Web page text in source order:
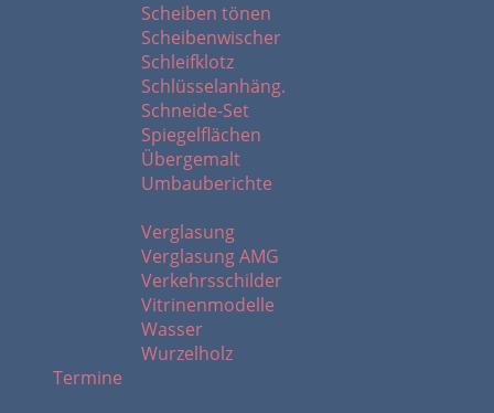
Scheiben tönen
Scheibenwischer
Schleifklotz
Schlüsselanhäng.
Schneide-Set
Spiegelflächen
Übergemalt
Umbauberichte
Verglasung
Verglasung AMG
Verkehrsschilder
Vitrinenmodelle
Wasser
Wurzelholz
Termine